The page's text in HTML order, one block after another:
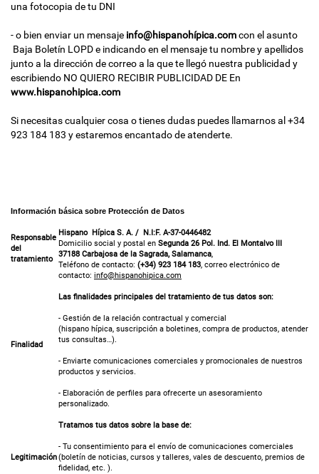
una fotocopia de tu DNI
- o bien enviar un mensaje info@hispanohípica.comcon el asunto
Baja Boletín LOPD e indicando en el mensaje tu nombre y apellidos
junto a la dirección de correo a la que te llegó nuestra publicidad y
escribiendo NO QUIERO RECIBIR PUBLICIDAD DE En
www.hispanohipica.com
Si necesitas cualquier cosa o tienes dudas puedes llamarnos al +34
923 184 183 y estaremos encantado de atenderte.
Información básica sobre Protección de Datos
Responsable
del
tratamiento
Hispano Hípica S. A. / N.I:F. A-37-0446482
Domicilio social y postal en Segunda 26 Pol. Ind. El Montalvo III
37188 Carbajosa de la Sagrada, Salamanca,
Teléfono de contacto: (+34) 923 184 183, correo electrónico de
contacto: info@hispanohipica.com
Finalidad
Las finalidades principales del tratamiento de tus datos son:
- Gestión de la relación contractual y comercial
(hispano hípica, suscripción a boletines, compra de productos, atender
tus consultas…).
- Enviarte comunicaciones comerciales y promocionales de nuestros
productos y servicios.
- Elaboración de perfiles para ofrecerte un asesoramiento
personalizado.
Legitimación
Tratamos tus datos sobre la base de:
- Tu consentimiento para el envío de comunicaciones comerciales
(boletín de noticias, cursos y talleres, vales de descuento, premios de
fidelidad, etc. ).